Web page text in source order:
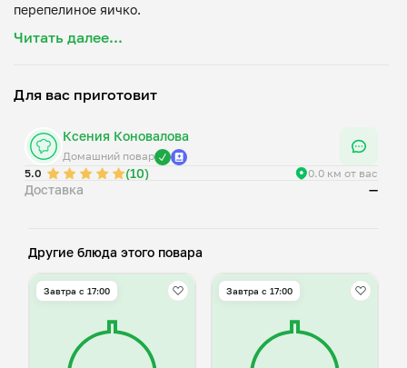
Читать далее...
Для вас приготовит
Ксения Коновалова
Домашний повар
5.0
(10) 0.0 км от вас
Доставка —
Другие блюда этого повара
Завтра c 17:00 Завтра c 17:00